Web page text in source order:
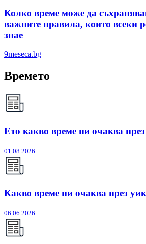
Колко време може да
важните правила, които всеки
знае
9meseca.bg
Времето
Ето какво време ни очаква
01.08.2026
Какво време ни очаква през
06.06.2026